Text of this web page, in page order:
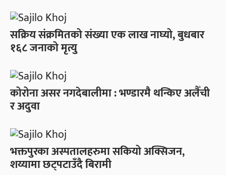
सक्रिय संक्रमितको संख्या एक लाख नाघ्यो, बुधबार
१६८ जनाको मृत्यु
कोरोना असर नगदेबालीमा : भण्डारमै थन्किए अलैँची
र अदुवा
भक्तपुरका अस्पतालहरुमा सकियो अक्सिजन,
शय्यामा छट्पटाउँदै बिरामी